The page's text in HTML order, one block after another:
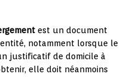
est un document
notamment lorsque le
justificatif de domicile à
elle doit néanmoins